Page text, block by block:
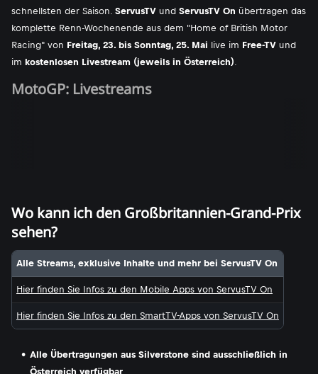
schnellsten der Saison. ServusTV und ServusTV On übertragen das
komplette Renn-Wochenende aus dem "Home of British Motor
Racing" von Freitag, 23. bis Sonntag, 25. Mai live im Free-TV und
im kostenlosen Livestream (jeweils in Österreich).
MotoGP: Livestreams
Wo kann ich den Großbritannien-Grand-Prix
sehen?
Alle Streams, exklusive Inhalte und mehr bei ServusTV On
Hier finden Sie Infos zu den Mobile Apps von ServusTV On
Hier finden Sie Infos zu den SmartTV-Apps von ServusTV On
Alle Übertragungen aus Silverstone sind ausschließlich in
Österreich verfügbar